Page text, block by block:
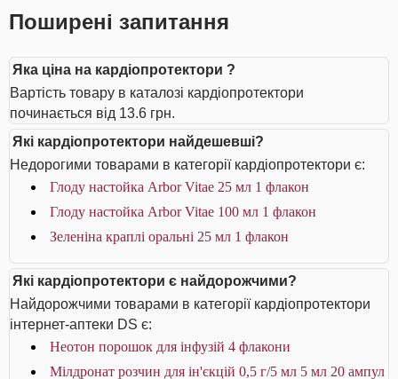
Поширені запитання
Яка ціна на кардіопротектори ?
Вартість товару в каталозі кардіопротектори
починається від 13.6 грн.
Які кардіопротектори найдешевші?
Недорогими товарами в категорії кардіопротектори є:
Глоду настойка Arbor Vitae 25 мл 1 флакон
Глоду настойка Arbor Vitae 100 мл 1 флакон
Зеленіна краплі оральні 25 мл 1 флакон
Які кардіопротектори є найдорожчими?
Найдорожчими товарами в категорії кардіопротектори
інтернет-аптеки DS є:
Неотон порошок для інфузій 4 флакони
Мілдронат розчин для ін'єкцій 0,5 г/5 мл 5 мл 20 ампул